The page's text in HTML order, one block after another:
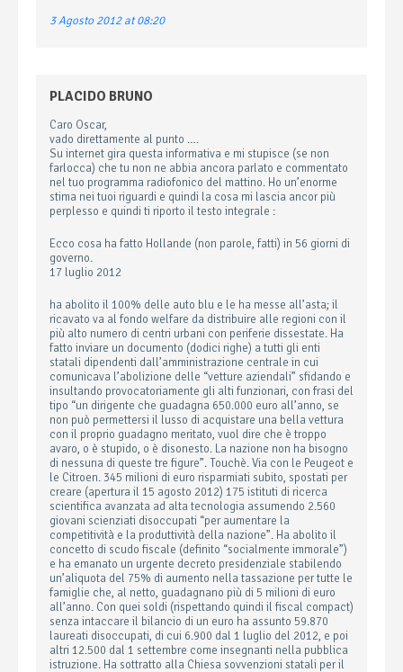
3 Agosto 2012 at 08:20
PLACIDO BRUNO
Caro Oscar,
vado direttamente al punto ….
Su internet gira questa informativa e mi stupisce (se non
farlocca) che tu non ne abbia ancora parlato e commentato
nel tuo programma radiofonico del mattino. Ho un’enorme
stima nei tuoi riguardi e quindi la cosa mi lascia ancor più
perplesso e quindi ti riporto il testo integrale :
Ecco cosa ha fatto Hollande (non parole, fatti) in 56 giorni di
governo.
17 luglio 2012
ha abolito il 100% delle auto blu e le ha messe all’asta; il
ricavato va al fondo welfare da distribuire alle regioni con il
più alto numero di centri urbani con periferie dissestate. Ha
fatto inviare un documento (dodici righe) a tutti gli enti
statali dipendenti dall’amministrazione centrale in cui
comunicava l’abolizione delle “vetture aziendali” sfidando e
insultando provocatoriamente gli alti funzionari, con frasi del
tipo “un dirigente che guadagna 650.000 euro all’anno, se
non può permettersi il lusso di acquistare una bella vettura
con il proprio guadagno meritato, vuol dire che è troppo
avaro, o è stupido, o è disonesto. La nazione non ha bisogno
di nessuna di queste tre figure”. Touchè. Via con le Peugeot e
le Citroen. 345 milioni di euro risparmiati subito, spostati per
creare (apertura il 15 agosto 2012) 175 istituti di ricerca
scientifica avanzata ad alta tecnologia assumendo 2.560
giovani scienziati disoccupati “per aumentare la
competitività e la produttività della nazione”. Ha abolito il
concetto di scudo fiscale (definito “socialmente immorale”)
e ha emanato un urgente decreto presidenziale stabilendo
un’aliquota del 75% di aumento nella tassazione per tutte le
famiglie che, al netto, guadagnano più di 5 milioni di euro
all’anno. Con quei soldi (rispettando quindi il fiscal compact)
senza intaccare il bilancio di un euro ha assunto 59.870
laureati disoccupati, di cui 6.900 dal 1 luglio del 2012, e poi
altri 12.500 dal 1 settembre come insegnanti nella pubblica
istruzione. Ha sottratto alla Chiesa sovvenzioni statali per il